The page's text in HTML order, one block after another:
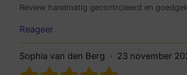
Review handmatig gecontroleerd en
Reageer
Sophia van den Berg 23 november